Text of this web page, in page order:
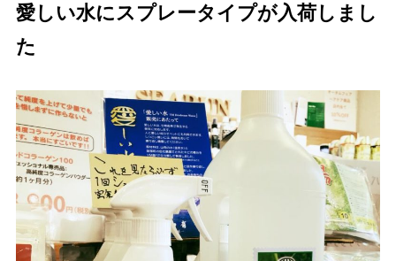
愛しい水にスプレータイプが入荷しまし
た